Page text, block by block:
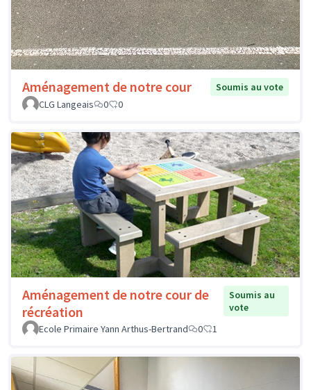
Aménagement de notre cour
Soumis au vote
CLG Langeais
0 0
Aménagement de notre cour de
récréation
Soumis au
vote
Ecole Primaire Yann Arthus-Bertrand
0 1